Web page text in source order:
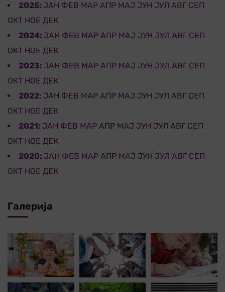
2025: ЈАН ФЕВ МАР АПР МАЈ ЈУН ЈУЛ АВГ СЕП
ОКТ НОЕ ДЕК
2024: ЈАН ФЕВ МАР АПР МАЈ ЈУН ЈУЛ АВГ СЕП
ОКТ НОЕ ДЕК
2023: ЈАН ФЕВ МАР АПР МАЈ ЈУН ЈУЛ АВГ СЕП
ОКТ НОЕ ДЕК
2022: ЈАН ФЕВ МАР АПР МАЈ ЈУН ЈУЛ АВГ СЕП
ОКТ НОЕ ДЕК
2021: ЈАН ФЕВ МАР АПР МАЈ ЈУН ЈУЛ АВГ СЕП
ОКТ НОЕ ДЕК
2020: ЈАН ФЕВ МАР АПР МАЈ ЈУН ЈУЛ АВГ СЕП
ОКТ НОЕ ДЕК
Галерија